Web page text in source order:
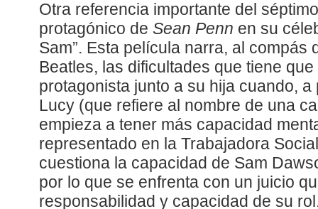
Otra referencia importante del
protagónico de Sean Penn en su
Sam”. Esta película narra, al compás
Beatles, las dificultades que tiene
protagonista junto a su hija cuando,
Lucy (que refiere al nombre de una
empieza a tener más capacidad
representado en la Trabajadora
cuestiona la capacidad de Sam
por lo que se enfrenta con un juicio
responsabilidad y capacidad de su